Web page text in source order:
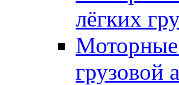
лёгких
Моторные
грузовой